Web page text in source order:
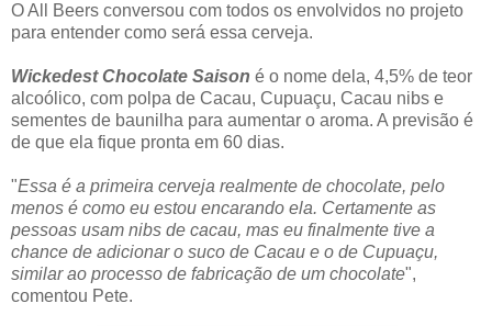
O All Beers conversou com todos os envolvidos no projeto
para entender como será essa cerveja.
Wickedest Chocolate Saison é o nome dela, 4,5% de teor
alcoólico, com polpa de Cacau, Cupuaçu, Cacau nibs e
sementes de baunilha para aumentar o aroma. A previsão é
de que ela fique pronta em 60 dias.
"Essa é a primeira cerveja realmente de chocolate, pelo
menos é como eu estou encarando ela. Certamente as
pessoas usam nibs de cacau, mas eu finalmente tive a
chance de adicionar o suco de Cacau e o de Cupuaçu,
similar ao processo de fabricação de um chocolate",
comentou Pete.